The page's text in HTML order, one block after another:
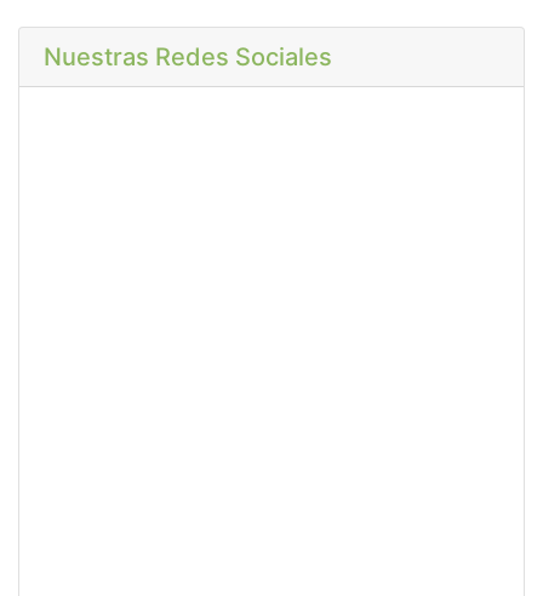
Nuestras Redes Sociales